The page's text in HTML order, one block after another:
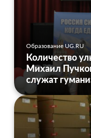
Образование UG.RU
Количество
Михаил
служат